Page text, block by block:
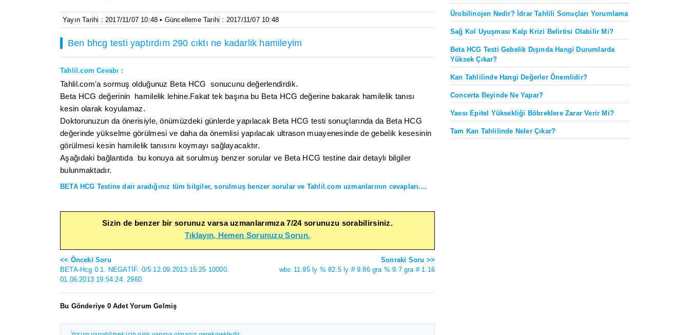
Yayın Tarihi : 2017/11/07 10:48 • Güncelleme Tarihi : 2017/11/07 10:48
Ben bhcg testi yaptırdım 290 cıktı ne kadarlik hamileyim
Tahlil.com Cevabı :
Tahlil.com'a sormuş olduğunuz Beta HCG sonucunu değerlendirdik.
Beta HCG değerinin hamilelik lehine.Fakat tek başına bu Beta HCG değerine bakarak hamilelik tanısı
kesin olarak koyulamaz.
Doktorunuzun da önerisiyle, önümüzdeki günlerde yapılacak Beta HCG testi sonuçlarında da Beta HCG
değerinde yükselme görülmesi ve daha da önemlisi yapılacak ultrason muayenesinde de gebelik kesesinin
görülmesi kesin hamilelik tanısını koymayı sağlayacaktır.
Aşağıdaki bağlantıda bu konuya ait sorulmuş benzer sorular ve Beta HCG testine dair detaylı bilgiler
bulunmaktadır.
BETA HCG Testine dair aradığınız tüm bilgiler, sorulmuş benzer sorular ve Tahlil.com uzmanlarının cevapları....
Sizin de benzer bir sorunuz varsa uzmanlarımıza 7/24 sorunuzu sorabilirsiniz.
Tıklayın, Hemen Sorunuzu Sorun.
<< Önceki Soru
BETA-Hcg 0.1. NEGATİF. 0/5 12.09.2013:15:25 10000.
01.06.2013 19:54:24. 2960
Sonraki Soru >>
wbc 11.95 ly % 82.5 ly # 9.86 gra % 9.7 gra # 1.16
Bu Gönderiye 0 Adet Yorum Gelmiş
Ürobilinojen Nedir? İdrar Tahlili Sonuçları Yorumlama
Sağ Kol Uyuşması Kalp Krizi Belirtisi Olabilir Mi?
Beta HCG Testi Gebelik Dışında Hangi Durumlarda
Yüksek Çıkar?
Kan Tahlilinde Hangi Değerler Önemlidir?
Concerta Beyinde Ne Yapar?
Yassı Epitel Yüksekliği Böbreklere Zarar Verir Mi?
Tam Kan Tahlilinde Neler Çıkar?